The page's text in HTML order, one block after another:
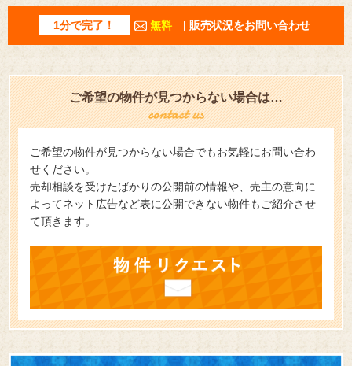
1分で完了！ 無料 | 販売状況をお問い合わせ
ご希望の物件が見つからない場合は…
ご希望の物件が見つからない場合でもお気軽にお問い合わ
せください。
売却相談を受けたばかりの公開前の情報や、売主の意向に
よってネット広告など表に公開できない物件もご紹介させ
て頂きます。